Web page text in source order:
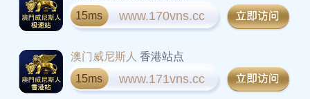
15ms
www.170vns.cc
澳门威尼斯人 香港站点
15ms
www.171vns.cc